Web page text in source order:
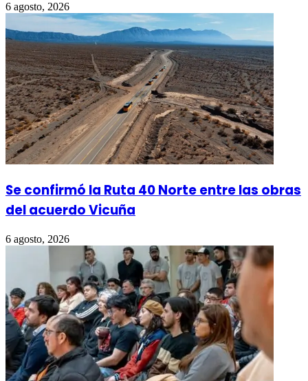
6 agosto, 2026
Se confirmó la Ruta 40 Norte entre las obras
del acuerdo Vicuña
6 agosto, 2026